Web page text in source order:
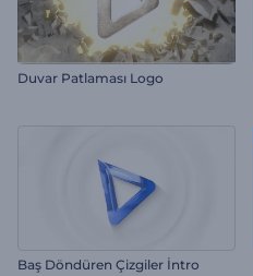
Duvar Patlaması Logo
Baş Döndüren Çizgiler İntro